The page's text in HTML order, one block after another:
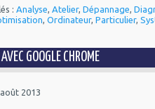
: Analyse, Atelier, Dépannage,
, Ordinateur, Particulier,
GOOGLE CHROME
2013